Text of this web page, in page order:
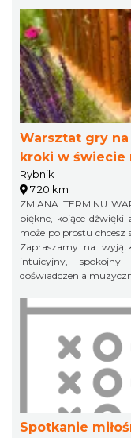
Warsztat gry
kroki w świecie
Rybnik
7.20 km
ZMIANA TERMINU WARSZTATU! Marzysz o
piękne, kojące
może po prostu chcesz
Zapraszamy na
intuicyjny,
doświadczenia
Spotkanie